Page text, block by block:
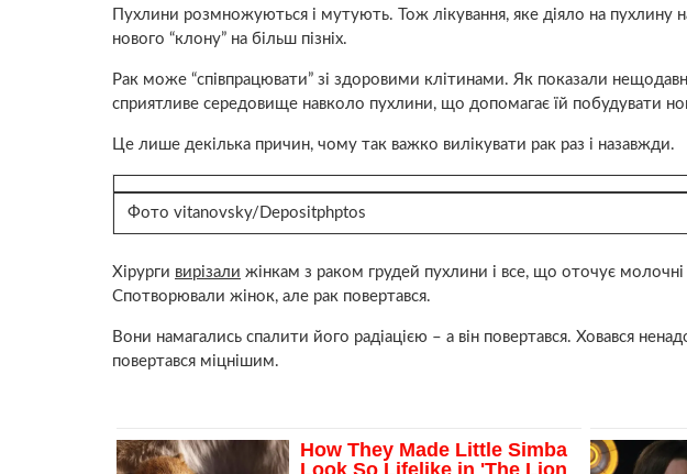
Пухлини розмножуються і мутують. Тож лікування, яке діяло на пухлину
нового “клону” на більш пізніх.
Рак може “співпрацювати” зі здоровими клітинами. Як показали
сприятливе середовище навколо пухлини, що допомагає їй побудувати
Це лише декілька причин, чому так важко вилікувати рак раз і назавжди.
Фото vitanovsky/ Depositphptos
Хірурги вирізали жінкам з раком грудей пухлини і все, що оточує
Спотворювали жінок, але рак повертався.
Вони намагались спалити його радіацією – а він повертався. Ховався
повертався міцнішим.